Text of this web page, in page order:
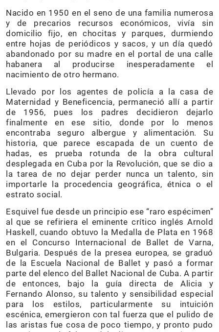
Nacido en 1950 en el seno de una familia numerosa
y de precarios recursos económicos, vivía sin
domicilio fijo, en chocitas y parques, durmiendo
entre hojas de periódicos y sacos, y un día quedó
abandonado por su madre en el portal de una calle
habanera al producirse inesperadamente el
nacimiento de otro hermano.
Llevado por los agentes de policía a la casa de
Maternidad y Beneficencia, permaneció allí a partir
de 1956, pues los padres decidieron dejarlo
finalmente en ese sitio, donde por lo menos
encontraba seguro albergue y alimentación. Su
historia, que parece escapada de un cuento de
hadas, es prueba rotunda de la obra cultural
desplegada en Cuba por la Revolución, que se dio a
la tarea de no dejar perder nunca un talento, sin
importarle la procedencia geográfica, étnica o el
estrato social.
Esquivel fue desde un principio ese “raro espécimen”
al que se refiriera el eminente crítico inglés Arnold
Haskell, cuando obtuvo la Medalla de Plata en 1968
en el Concurso Internacional de Ballet de Varna,
Bulgaria. Después de la presea europea, se graduó
de la Escuela Nacional de Ballet y pasó a formar
parte del elenco del Ballet Nacional de Cuba. A partir
de entonces, bajo la guía directa de Alicia y
Fernando Alonso, su talento y sensibilidad especial
para los estilos, particularmente su intuición
escénica, emergieron con tal fuerza que el pulido de
las aristas fue cosa de poco tiempo, y pronto pudo